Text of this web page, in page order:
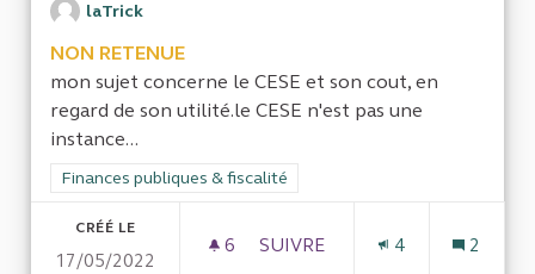
laTrick
NON RETENUE
mon sujet concerne le CESE et son cout, en
regard de son utilité.le CESE n'est pas une
instance...
Filtrer les résultats de la catégorie : Finances publiques &
Finances publiques & fiscalité
CRÉÉ LE
17/05/2022
6 6 ABONNÉS
SUIVRE
4 2